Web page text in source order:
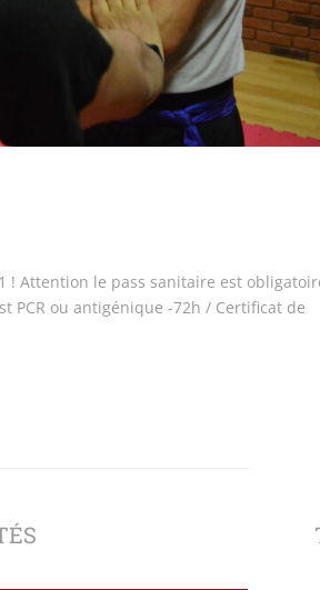
! Attention le pass sanitaire est
PCR ou antigénique -72h / Certificat de